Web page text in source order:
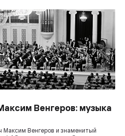
Венгеров: музыка
Максим Венгеров и знаменитый